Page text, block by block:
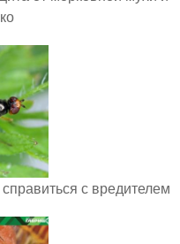
с вредителем